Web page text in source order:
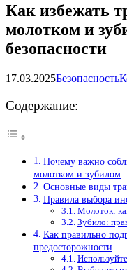
Как избежать
молотком и
безопасности
17.03.2025Безопасность
Содержание:
Почему важно
молотком и зубилом
Основные виды
Правила выбора
Молоток:
Зубило:
Как правильно
предосторожности